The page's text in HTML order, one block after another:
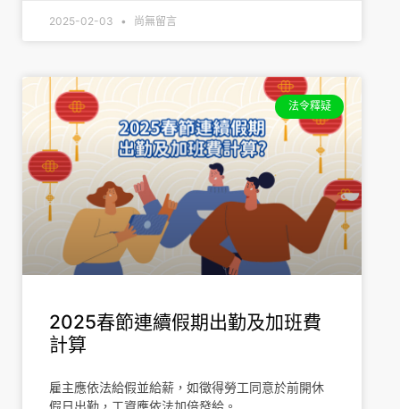
2025-02-03 尚無留言
法令釋疑
2025春節連續假期出勤及加班費
計算
雇主應依法給假並給薪，如徵得勞工同意於前開休